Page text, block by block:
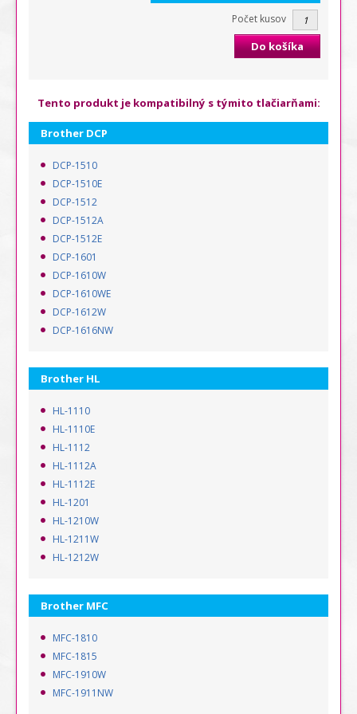
Počet kusov
Do košíka
Tento produkt je kompatibilný s týmito tlačiarňami:
Brother DCP
DCP-1510
DCP-1510E
DCP-1512
DCP-1512A
DCP-1512E
DCP-1601
DCP-1610W
DCP-1610WE
DCP-1612W
DCP-1616NW
Brother HL
HL-1110
HL-1110E
HL-1112
HL-1112A
HL-1112E
HL-1201
HL-1210W
HL-1211W
HL-1212W
Brother MFC
MFC-1810
MFC-1815
MFC-1910W
MFC-1911NW